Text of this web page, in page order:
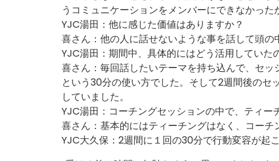
うコミュニケーションをメンバーにできなかった
YJC湯田：他に感じた価値はありますか？
喜さん：他の人に話せないような事を話して頭の
YJC湯田：期間中、具体的にはどう活用していた
喜さん：毎回話したいテーマを持ち込んで、セ
という30分の使い方でした。そして2週間後の
していました。
YJC湯田：コーチングセッションの中で、ティ
喜さん：基本的にはティーチングはなく、コーチ
YJC大久保：2週間に１回の30分で行動変容が起